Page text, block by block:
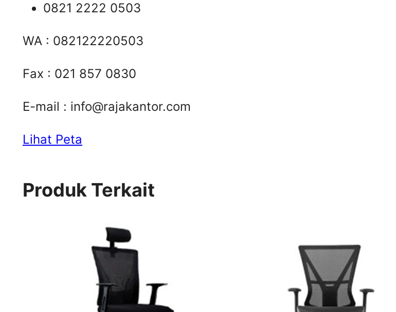
0821 2222 0503
WA : 082122220503
Fax : 021 857 0830
E-mail : info@rajakantor.com
Lihat Peta
Produk Terkait